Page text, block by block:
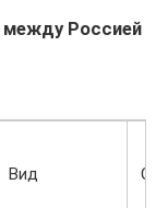
между Россией
Вид